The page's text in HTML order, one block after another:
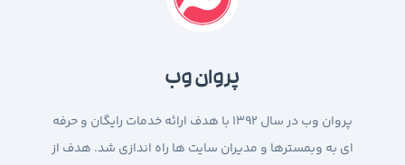
پروان وب
پروان وب در سال 1392 با هدف ارائه خدمات رایگان و حرفه
ای به وبمسترها و مدیران سایت ها راه اندازی شد. هدف از